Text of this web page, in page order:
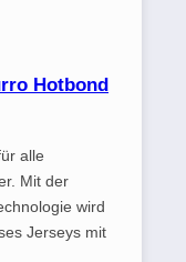
Hotbond
alle
Mit der
wird
Jerseys mit